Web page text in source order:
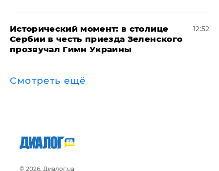
Исторический момент: в столице
Сербии в честь приезда Зеленского
прозвучал Гимн Украины
12:52
Смотреть ещё
© 2026, Диалог.ua